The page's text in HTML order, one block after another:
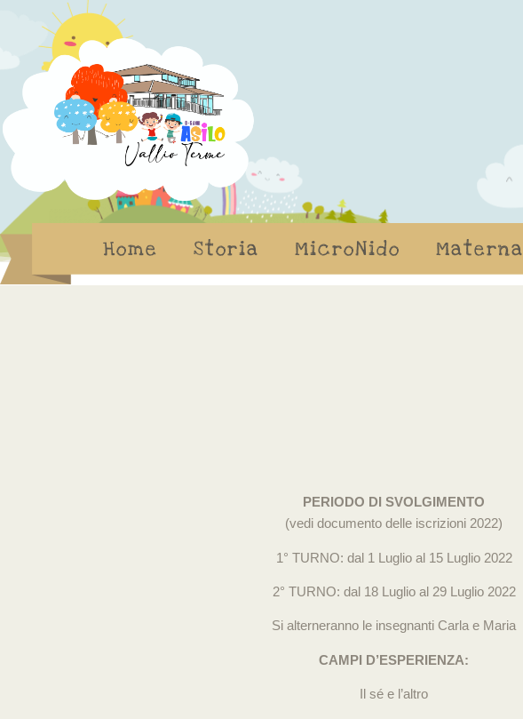
Home Storia MicroNido Materna
PERIODO DI SVOLGIMENTO
(vedi documento delle iscrizioni 2022)
1° TURNO: dal 1 Luglio al 15 Luglio 2022
2° TURNO: dal 18 Luglio al 29 Luglio 2022
Si alterneranno le insegnanti Carla e Maria
CAMPI D’ESPERIENZA:
Il sé e l’altro